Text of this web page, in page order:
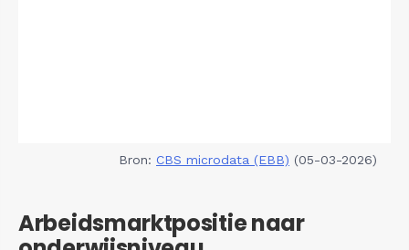
Bron: CBS microdata (EBB) (05-03-2026)
Arbeidsmarktpositie naar